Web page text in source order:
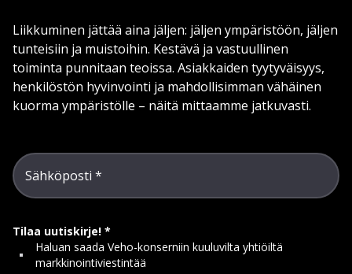
Liikkuminen jättää aina jäljen: jäljen ympäristöön, jäljen
tunteisiin ja muistoihin. Kestävä ja vastuullinen
toiminta punnitaan teoissa. Asiakkaiden tyytyväisyys,
henkilöstön hyvinvointi ja mahdollisimman vähäinen
kuorma ympäristölle – näitä mittaamme jatkuvasti.
Sähköposti
Tilaa uutiskirje!
Haluan saada Veho-konserniin kuuluvilta yhtiöiltä
markkinointiviestintää